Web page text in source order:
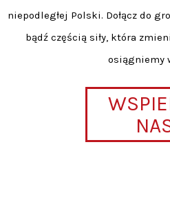
niepodległej Polski. Dołącz do
bądź częścią siły, która
osiągniemy